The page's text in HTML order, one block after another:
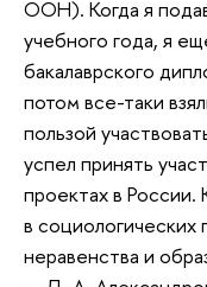
ООН). Когда я
учебного года, я
бакалаврского
потом все-таки
пользой
успел принять
проектах в
в
неравенства и